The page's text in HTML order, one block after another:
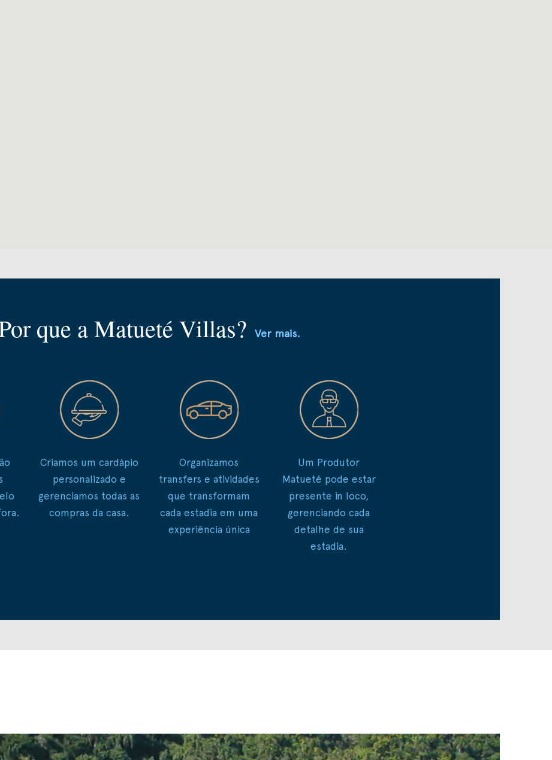
que a Matueté Villas? Ver mais.
Criamos um cardápio
personalizado e
gerenciamos todas as
compras da casa.
Organizamos
transfers e atividades
que transformam
cada estadia em uma
experiência única
Um Produtor
Matueté pode estar
presente in loco,
gerenciando cada
detalhe de sua
estadia.